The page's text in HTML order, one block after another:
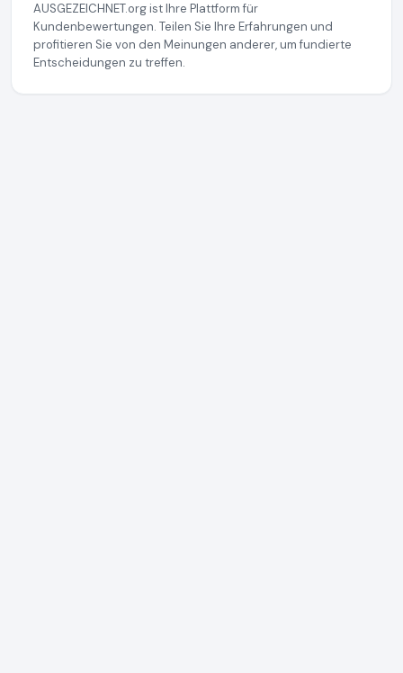
AUSGEZEICHNET.org ist Ihre Plattform für
Kundenbewertungen. Teilen Sie Ihre Erfahrungen und
profitieren Sie von den Meinungen anderer, um fundierte
Entscheidungen zu treffen.